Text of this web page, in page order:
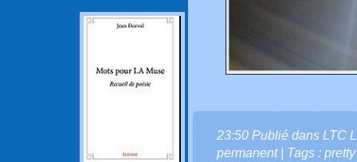
23:50 Publié dans LTC
permanent| Tags :